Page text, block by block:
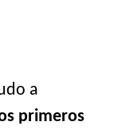
a
primeros